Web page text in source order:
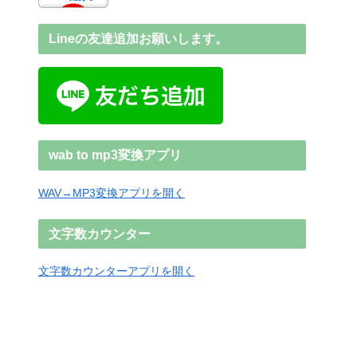
Lineの友達追加お願いします。
wab to mp3変換アプリ
WAV→MP3変換アプリを開く
文字数カウンター
文字数カウンターアプリを開く